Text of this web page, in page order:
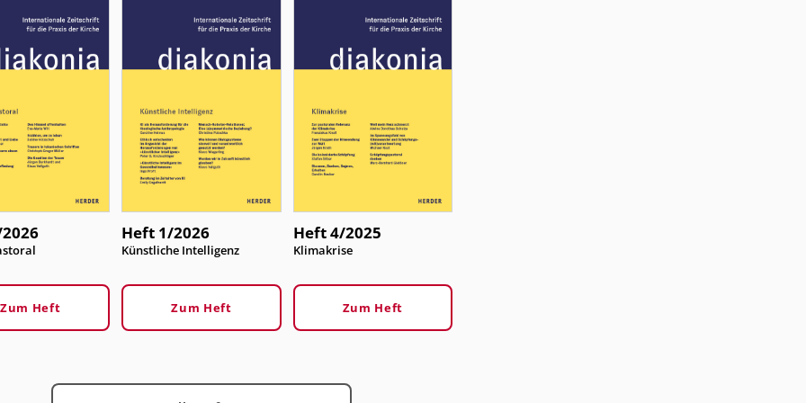
Zum Heft
Heft 1/2026
:
Künstliche Intelligenz
Zum Heft
Heft 4/2025
:
Klimakrise
Zum Heft